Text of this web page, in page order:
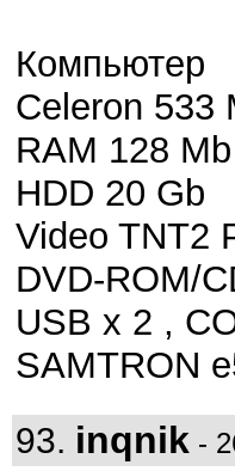
Компьютер
Celeron 533
RAM 128 Mb
HDD 20 Gb
Video TNT2
DVD-ROM/
USB x 2 ,
SAMTRON
93. inqnik -